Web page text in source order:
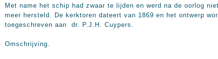
Met name het schip had zwaar te lijden en werd na de oorlog
meer hersteld. De kerktoren dateert van 1869 en het ontwerp
toegeschreven aan dr. P.J.H. Cuypers.
Omschrijving.